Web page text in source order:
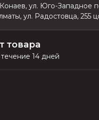
ул. Юго-Западное
ул. Радостовца, 255
товара
14 дней